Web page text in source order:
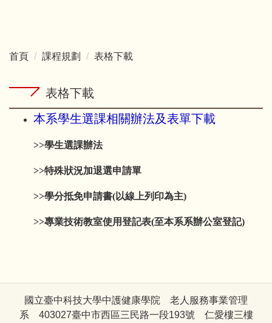
首頁 課程規劃 表格下載
表格下載
本系學生選課相關辦法及表單下載
>>學生選課辦法
>>特殊狀況加退選申請單
>>學分抵免申請書(以線上列印為主)
>>專業技術教室使用登記表(至本系系辦公室登記)
國立臺中科技大學中護健康學院 老人服務事業管理
系 403027臺中市西區三民路一段193號 仁愛樓三樓